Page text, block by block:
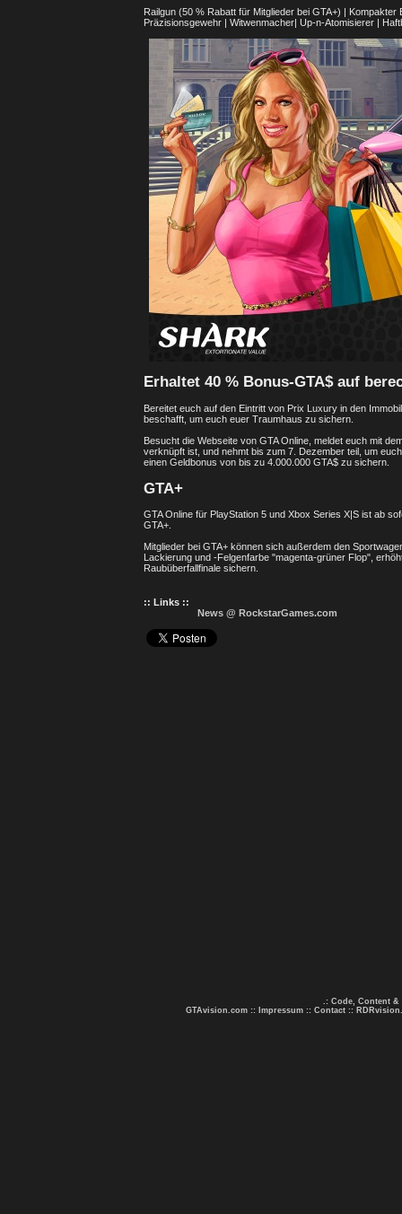
Railgun (50 % Rabatt für Mitglieder bei GTA+) |
Präzisionsgewehr | Witwenmacher| Up-n-Atomisierer |
Erhaltet 40 % Bonus-GTA$ auf
Bereitet euch auf den Eintritt von Prix Luxury in den
beschafft, um euch euer Traumhaus zu sichern.
Besucht die Webseite von GTA Online, meldet euch mit
verknüpft ist, und nehmt bis zum 7. Dezember teil, um
einen Geldbonus von bis zu 4.000.000 GTA$ zu sichern.
GTA+
GTA Online für PlayStation 5 und Xbox Series X|S ist ab
GTA+.
Mitglieder bei GTA+ können sich außerdem den
Lackierung und -Felgenfarbe "magenta-grüner Flop",
Raubüberfallfinale sichern.
:: Links ::
News @ RockstarGames.com
.: Code, Content &
GTAvision.com :: Impressum :: Contact ::